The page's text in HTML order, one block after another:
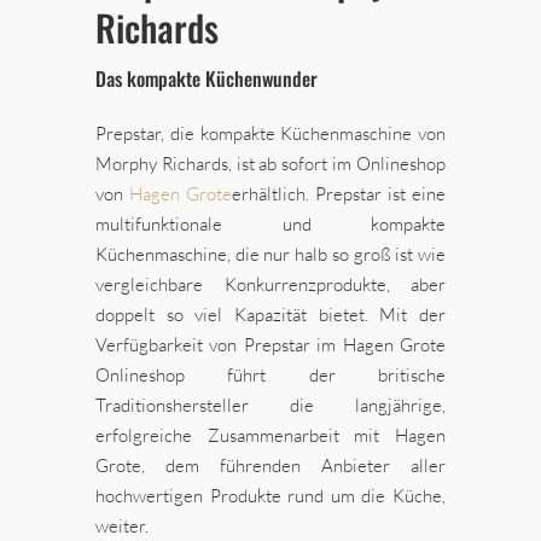
Richards
Das kompakte Küchenwunder
Prepstar, die kompakte Küchenmaschine von
Morphy Richards, ist ab sofort im Onlineshop
von Hagen Groteerhältlich. Prepstar ist eine
multifunktionale und kompakte
Küchenmaschine, die nur halb so groß ist wie
vergleichbare Konkurrenzprodukte, aber
doppelt so viel Kapazität bietet. Mit der
Verfügbarkeit von Prepstar im Hagen Grote
Onlineshop führt der britische
Traditionshersteller die langjährige,
erfolgreiche Zusammenarbeit mit Hagen
Grote, dem führenden Anbieter aller
hochwertigen Produkte rund um die Küche,
weiter.